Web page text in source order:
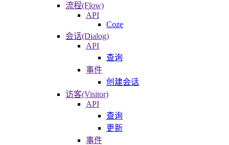
流程(Flow)
API
Coze
会话(Dialog)
API
查询
事件
创建会话
访客(Visitor)
API
查询
更新
事件